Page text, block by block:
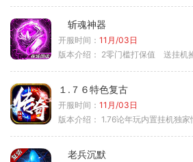
斩魂神器
开服时间： 11月/03日
版本介绍： 2零门槛打保值 送挂机捡
１.７６特色复古
开服时间： 11月/03日
版本介绍： 1.76论年玩内置挂机独家
老兵沉默